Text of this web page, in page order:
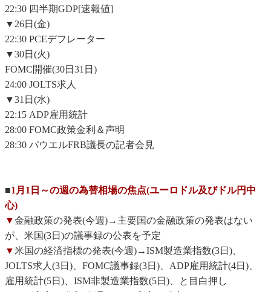
22:30 四半期GDP[速報値]
▼26日(金)
22:30 PCEデフレーター
▼30日(火)
FOMC開催(30日31日)
24:00 JOLTS求人
▼31日(水)
22:15 ADP雇用統計
28:00 FOMC政策金利＆声明
28:30 パウエルFRB議長の記者会見
■1月1日～の週の為替相場の焦点(ユーロドル及びドル円中
心)
▼金融政策の発表(今週)→主要国の金融政策の発表はない
が、米国(3日)の議事録の公表を予定
▼米国の経済指標の発表(今週)→ISM製造業指数(3日)、
JOLTS求人(3日)、FOMC議事録(3日)、ADP雇用統計(4日)、
雇用統計(5日)、ISM非製造業指数(5日)、と目白押し